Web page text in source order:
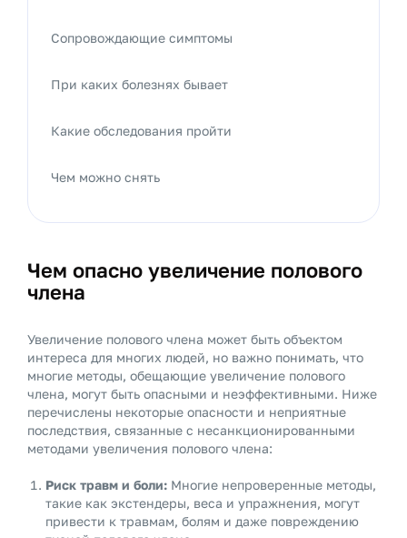
Чем опасно увеличение полового
члена
Увеличение полового члена может быть объектом
интереса для многих людей, но важно понимать, что
многие методы, обещающие увеличение полового
члена, могут быть опасными и неэффективными. Ниже
перечислены некоторые опасности и неприятные
последствия, связанные с несанкционированными
методами увеличения полового члена:
Риск травм и боли: Многие непроверенные методы,
такие как экстендеры, веса и упражнения, могут
привести к травмам, болям и даже повреждению
Сопровождающие симптомы
При каких болезнях бывает
Какие обследования пройти
Чем можно снять